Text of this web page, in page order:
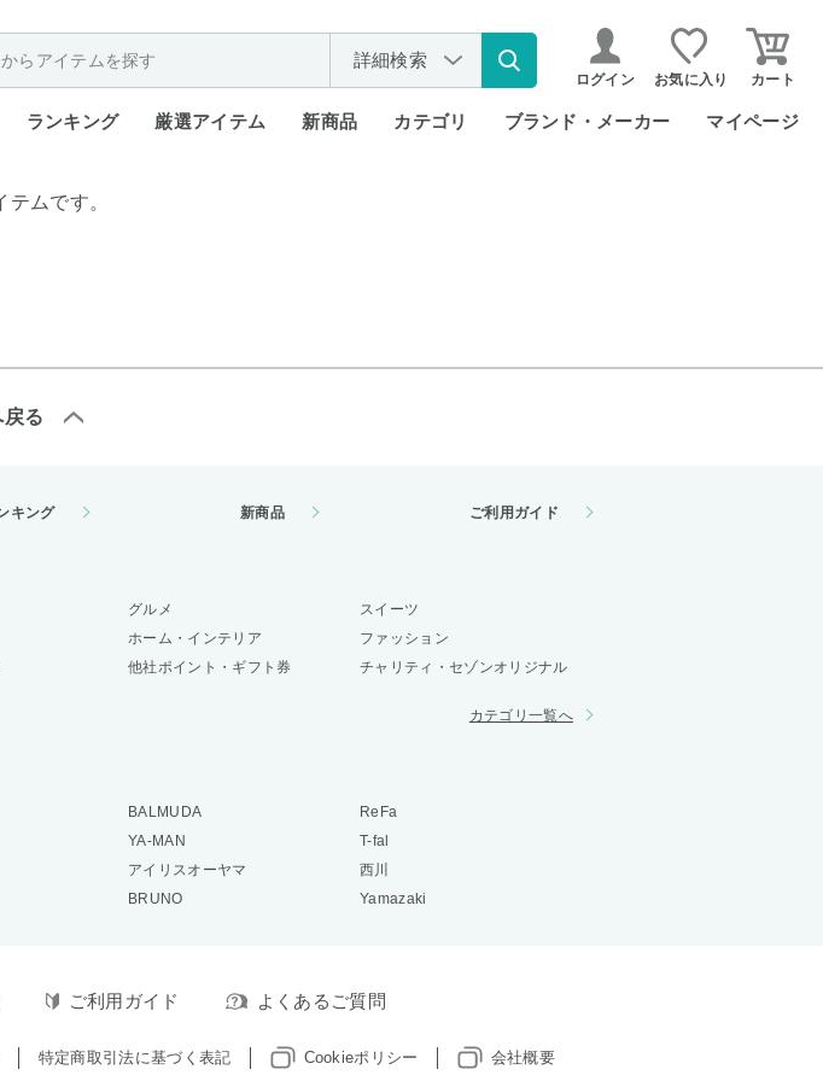
詳細検索
ログイン お気に入り カート
ランキング 厳選アイテム 新商品 カテゴリ ブランド・メーカー マイページ
ムです。
る
キング 新商品 ご利用ガイド
グルメ
スイーツ
ホーム・インテリア
ファッション
他社ポイント・ギフト券 チャリティ・セゾンオリジナル
カテゴリ一覧へ
BALMUDA
ReFa
YA-MAN
T-fal
アイリスオーヤマ
西川
BRUNO Yamazaki
ご利用ガイド よくあるご質問
特定商取引法に基づく表記 Cookieポリシー 会社概要